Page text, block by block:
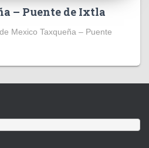
– Puente de Ixtla
Mexico Taxqueña – Puente